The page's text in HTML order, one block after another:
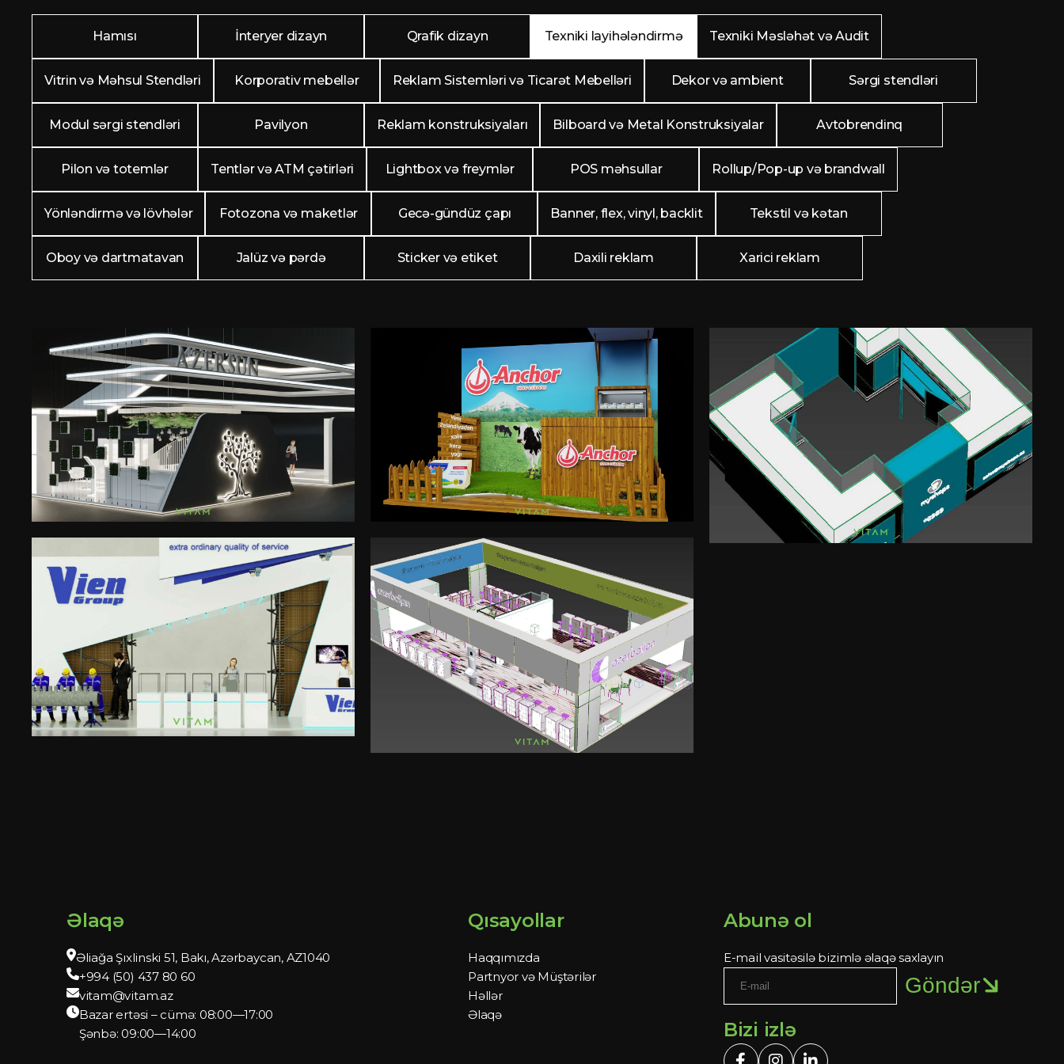
Hamısı İnteryer dizayn Qrafik dizayn Texniki layihələndirmə Texniki Məsləhət və Audit
Vitrin və Məhsul Stendləri Korporativ mebellər Reklam Sistemləri və Ticarət Mebelləri Dekor və ambient Sərgi stendləri
Modul sərgi stendləri Pavilyon Reklam konstruksiyaları Bilboard və Metal Konstruksiyalar Avtobrendinq
Pilon və totemlər Tentlər və ATM çətirləri Lightbox və freymlər POS məhsullar Rollup/Pop-up və brandwall
Yönləndirmə və lövhələr Fotozona və maketlər Gecə-gündüz çapı Banner, flex, vinyl, backlit Tekstil və kətan
Oboy və dartmatavan Jalüz və pərdə Sticker və etiket Daxili reklam Xarici reklam
Əlaqə
Əliağa Şıxlinski 51, Bakı, Azərbaycan, AZ1040
+994 (50) 437 80 60
vitam@vitam.az
Bazar ertəsi – cümə: 08:00—17:00
Şənbə: 09:00—14:00
Qısayollar
Haqqımızda
Partnyor və Müştərilər
Həllər
Əlaqə
Abunə ol
E-mail vasitəsilə bizimlə əlaqə saxlayın
Göndər
Bizi izlə